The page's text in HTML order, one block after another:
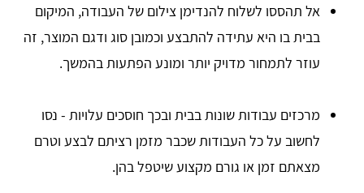
אל תהססו לשלוח להנדימן צילום של העבודה, המיקום
בבית בו היא עתידה להתבצע וכמובן סוג ודגם המוצר, זה
עוזר לתמחור מדויק יותר ומונע הפתעות בהמשך.
מרכזים עבודות שונות בבית ובכך חוסכים עלויות - נסו
לחשוב על כל העבודות שכבר מזמן רציתם לבצע וטרם
מצאתם זמן או גורם מקצוע שיטפל בהן.